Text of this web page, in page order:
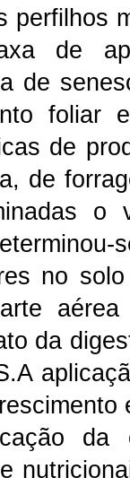
perfilhos
de
de
foliar
de
de
o
no
da
da